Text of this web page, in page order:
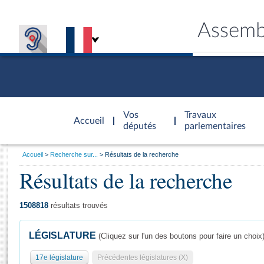
Accueil
d'accueil
Vos
députés
Travaux
parlementaires
Général
Vous
Accueil Recherche sur... Résultats de la recherche
Résultats de la recherche
1508818 résultats trouvés
LÉGISLATURE (Cliquez sur l'un des boutons pour faire un choix)
17e législature Précédentes législatures (X)